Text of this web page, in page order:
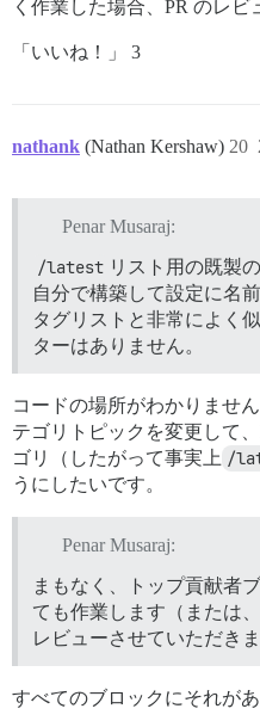
く作業した場合、PR のレビ
「いいね！」 3
nathank (Nathan Kershaw) 20
Penar Musaraj:
/latest リスト用の既製
自分で構築して設定に名
タグリストと非常によく
ターはありません。
コードの場所がわかりませ
テゴリトピックを変更して
ゴリ（したがって事実上 /
うにしたいです。
Penar Musaraj:
まもなく、トップ貢献者
ても作業します（または
レビューさせていただきま
すべてのブロックにそれが